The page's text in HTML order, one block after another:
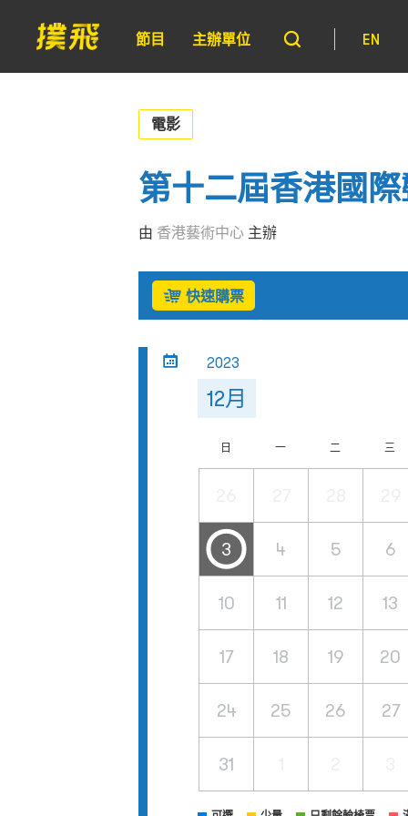
節目 主辦單位 EN
電影
第十二屆香港國
由 香港藝術中心 主辦
快速購票
2023
12月
日 一 二 三
3 4 5 6
10 11 12 13
17 18 19 20
24 25 26 27
31